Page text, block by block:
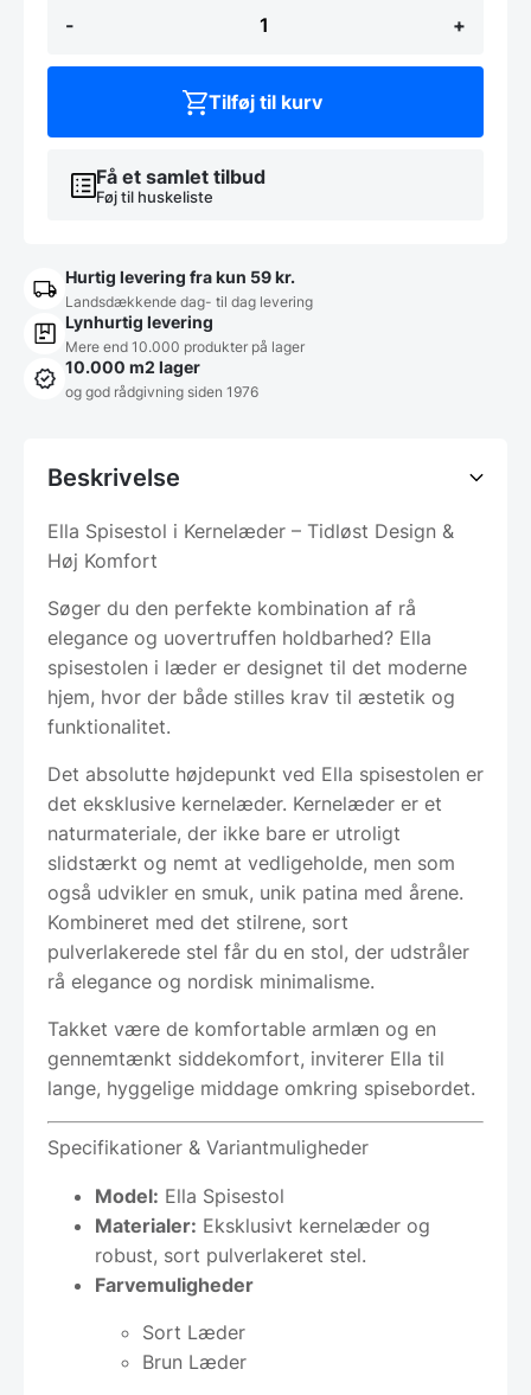
-
Model
antal
+
Få et samlet tilbud
Føj til huskeliste
Tilføj til kurv
Hurtig levering fra kun 59 kr.
Landsdækkende dag- til dag levering
Lynhurtig levering
Mere end 10.000 produkter på lager
10.000 m2 lager
og god rådgivning siden 1976
Beskrivelse
Ella Spisestol i Kernelæder – Tidløst Design &
Høj Komfort
Søger du den perfekte kombination af rå
elegance og uovertruffen holdbarhed? Ella
spisestolen i læder er designet til det moderne
hjem, hvor der både stilles krav til æstetik og
funktionalitet.
Det absolutte højdepunkt ved Ella spisestolen er
det eksklusive kernelæder. Kernelæder er et
naturmateriale, der ikke bare er utroligt
slidstærkt og nemt at vedligeholde, men som
også udvikler en smuk, unik patina med årene.
Kombineret med det stilrene, sort
pulverlakerede stel får du en stol, der udstråler
rå elegance og nordisk minimalisme.
Takket være de komfortable armlæn og en
gennemtænkt siddekomfort, inviterer Ella til
lange, hyggelige middage omkring spisebordet.
Specifikationer & Variantmuligheder
Model: Ella Spisestol
Materialer: Eksklusivt kernelæder og
robust, sort pulverlakeret stel.
Farvemuligheder
Sort Læder
Brun Læder